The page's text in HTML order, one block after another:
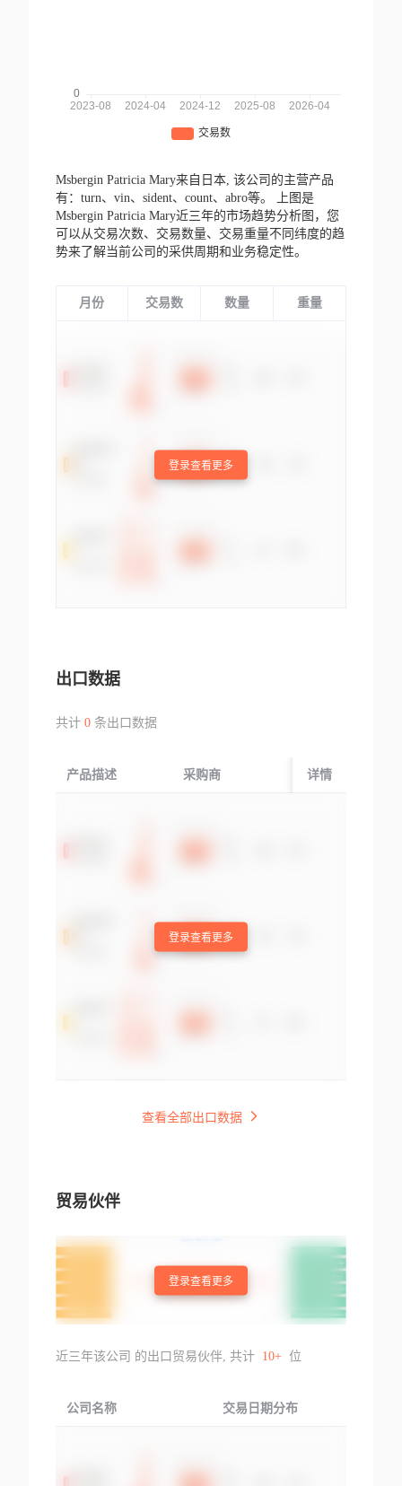
Msbergin Patricia Mary来自日本, 该公司的主营产品
有：turn、vin、sident、count、abro等。
上图是
Msbergin Patricia Mary近三年的市场趋势分析图，您
可以从交易次数、交易数量、交易重量不同纬度的趋
势来了解当前公司的采供周期和业务稳定性。
月份 交易数 数量 重量
登录查看更多
出口数据
共计 0条出口数据
产品描述 采购商 起运国/地区
详情
登录查看更多
查看全部出口数据
贸易伙伴
登录查看更多
近三年该公司 的出口贸易伙伴, 共计 10+ 位
公司名称 交易日期分布